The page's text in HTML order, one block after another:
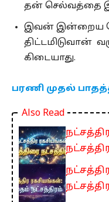
தன் செல்வத்தை
இவன் இன்றைய
திட்டமிடுவான்
கிடையாது.
பரணி முதல்
Also Read